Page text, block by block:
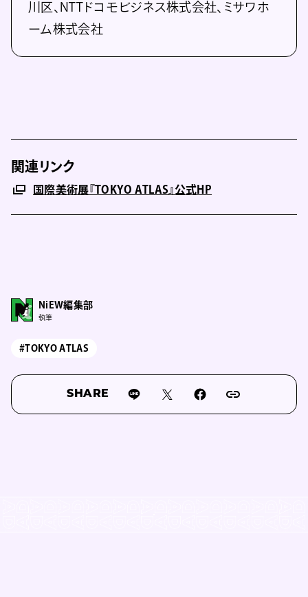
川区、NTTドコモビジネス株式会社、ミサワホ
ーム株式会社
関連リンク
国際美術展『TOKYO ATLAS』公式HP
NiEW編集部
執筆
#TOKYO ATLAS
SHARE